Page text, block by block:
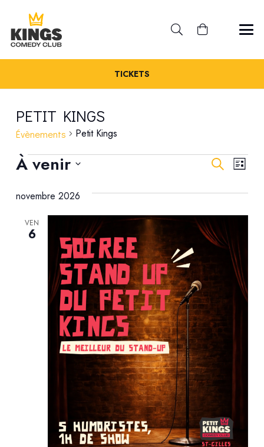
TICKETS
PETIT KINGS
Évènements Petit Kings
ÉVÈNEMENTS
ET
DE
Recherche
DE
Liste
À venir
une
novembre 2026
VEN
6